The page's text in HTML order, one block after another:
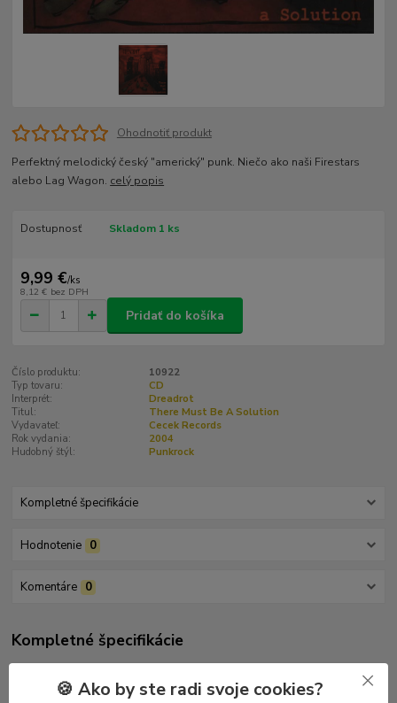
Ohodnotiť produkt
Perfektný melodický český "americký" punk. Niečo ako naši Firestars
alebo Lag Wagon. celý popis
Dostupnosť Skladom 1 ks
9,99 €/ks
8,12 € bez DPH
Pridať do košíka
Číslo produktu:
10922
Typ tovaru:
CD
Interprét:
Dreadrot
Titul:
There Must Be A Solution
Vydavateľ:
Cecek Records
Rok vydania:
2004
Hudobný štýl:
Punkrock
Kompletné špecifikácie
Hodnotenie 0
Komentáre 0
Kompletné špecifikácie
Firestars alebo Lag Wagon.
🍪 Ako by ste radi svoje cookies?